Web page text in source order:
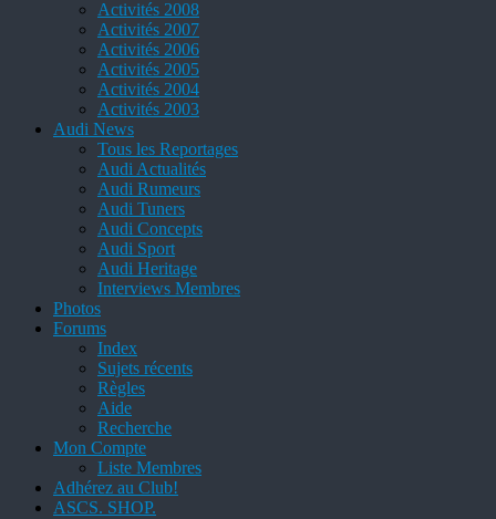
Activités 2008
Activités 2007
Activités 2006
Activités 2005
Activités 2004
Activités 2003
Audi News
Tous les Reportages
Audi Actualités
Audi Rumeurs
Audi Tuners
Audi Concepts
Audi Sport
Audi Heritage
Interviews Membres
Photos
Forums
Index
Sujets récents
Règles
Aide
Recherche
Mon Compte
Liste Membres
Adhérez au Club!
ASCS. SHOP.